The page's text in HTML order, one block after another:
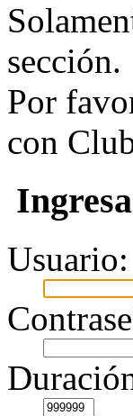
sección.
Por
con
Usuario: